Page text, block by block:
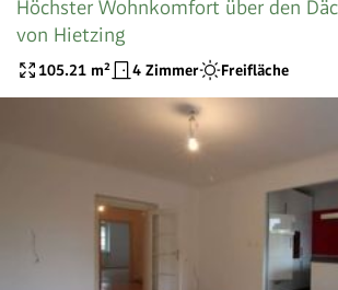
Höchster Wohnkomfort über den
von Hietzing
105.21 m² 4 Zimmer Freifläche